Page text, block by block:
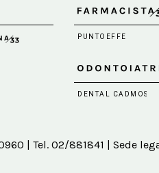
| Tel. 02/881841 | Sede